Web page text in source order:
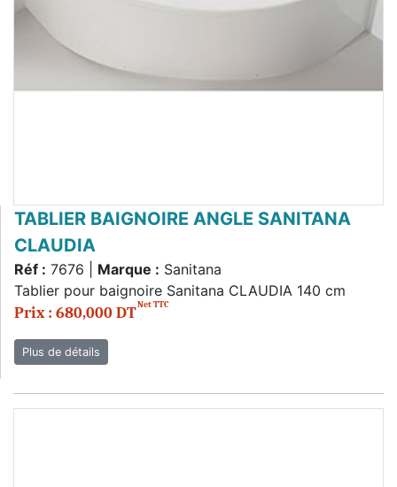
TABLIER BAIGNOIRE ANGLE SANITANA
CLAUDIA
Réf : 7676 | Marque : Sanitana
Tablier pour baignoire Sanitana CLAUDIA 140 cm
Prix : 680,000 DTNet TTC
Plus de détails